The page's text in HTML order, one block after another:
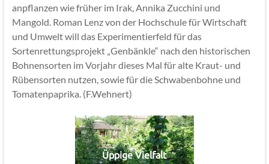
anpflanzen wie früher im Irak, Annika Zucchini und
Mangold. Roman Lenz von der Hochschule für Wirtschaft
und Umwelt will das Experimentierfeld für das
Sortenrettungsprojekt „Genbänkle“ nach den historischen
Bohnensorten im Vorjahr dieses Mal für alte Kraut- und
Rübensorten nutzen, sowie für die Schwabenbohne und
Tomatenpaprika. (F.Wehnert)
Üppige Vielfalt